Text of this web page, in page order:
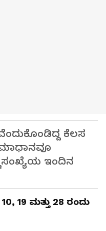
ಕೆಲಸ
ಇಂದಿನ
19 ಮತ್ತು 28 ರಂದು